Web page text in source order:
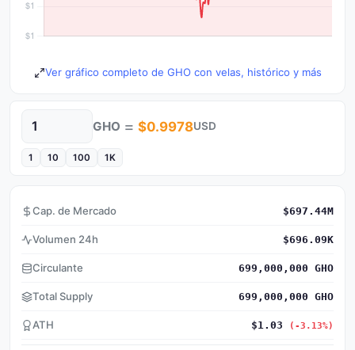
Ver gráfico completo de GHO con velas, histórico y más
Cantidad GHO = $0.9978USD
1 10 100 1K
Cap. de Mercado $697.44M
Volumen 24h $696.09K
Circulante 699,000,000 GHO
Total Supply 699,000,000 GHO
ATH $1.03 (-3.13%)